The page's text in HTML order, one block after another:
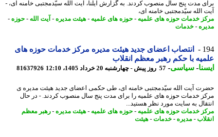
مدت پنج سال منصوب کردند. به گزارش ایلنا، آیت الله سیّدمجتبی خامنه ای، -
الله سیّدمجتبی خامنه ای،
خدمات حوزه های علمیه-حوزه های علمیه-هیئت مدیره-آیت الله-حوزه-
-خدمات
انتصاب اعضای جدید هیئت مدیره مرکز خدمات حوزه های
با حکم رهبر معظم انقلاب
-سیاسی-57 روز پیش - چهارشنبه 20 خرداد 1405، 12:10 81637926
آیت الله سیّدمجتبی خامنه ای، طی حکمی اعضای جدید هیئت مدیره ی
خدمات حوزه های علمیه را برای مدت پنج سال منصوب کردند. - در ﺣﺎل
ﺑﻪ ﺳﺎﯾﺖ ﻣﻮرد ﻧﻈﺮ ﻫﺴﺘﯿﺪ...
خدمات حوزه های علمیه-حوزه های علمیه-هیئت مدیره-رهبر معظم
-مدیره-خدمات-هیئت